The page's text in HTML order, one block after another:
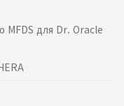
для Dr. Oracle